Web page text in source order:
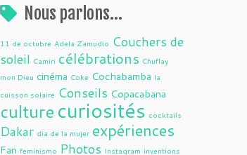
Nous parlons…
11 de octubre Adela Zamudio Couchers de
soleil Camiri célébrations Chuflay
mon Dieu cinéma Coke Cochabamba la
cuisson solaire Conseils Copacabana
culture curiosités cocktails
Dakar dia de la mujer expériences
Fan feminismo Photos Instagram inventions